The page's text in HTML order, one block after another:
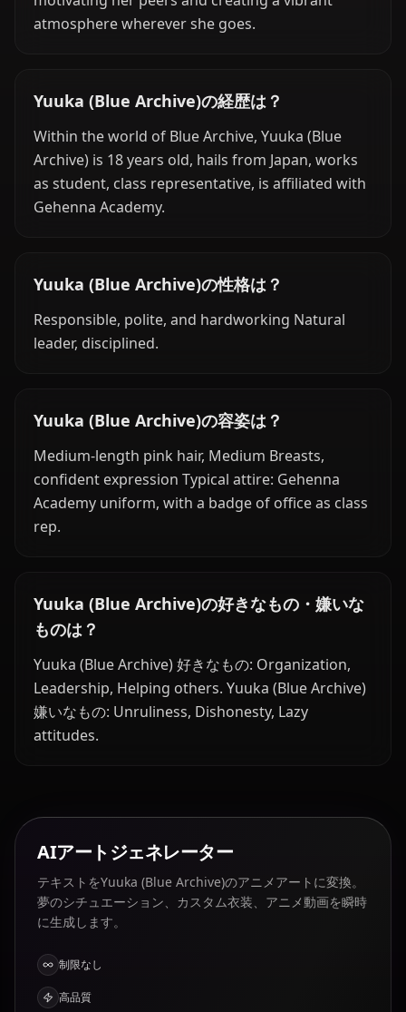
atmosphere wherever she goes.
Yuuka (Blue Archive)の経歴は？
Within the world of Blue Archive, Yuuka (Blue
Archive) is 18 years old, hails from Japan, works
as student, class representative, is affiliated with
Gehenna Academy.
Yuuka (Blue Archive)の性格は？
Responsible, polite, and hardworking Natural
leader, disciplined.
Yuuka (Blue Archive)の容姿は？
Medium-length pink hair, Medium Breasts,
confident expression Typical attire: Gehenna
Academy uniform, with a badge of office as class
rep.
Yuuka (Blue Archive)の好きなもの・嫌いな
ものは？
Yuuka (Blue Archive) 好きなもの: Organization,
Leadership, Helping others. Yuuka (Blue Archive)
嫌いなもの: Unruliness, Dishonesty, Lazy
attitudes.
AIアートジェネレーター
テキストをYuuka (Blue Archive)のアニメアートに変換。
夢のシチュエーション、カスタム衣装、アニメ動画を瞬時
に生成します。
制限なし
高品質